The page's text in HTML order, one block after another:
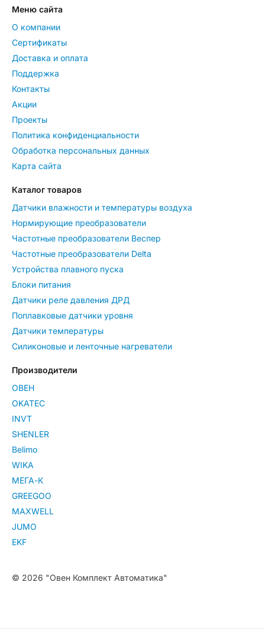
Меню сайта
О компании
Сертификаты
Доставка и оплата
Поддержка
Контакты
Акции
Проекты
Политика конфиденциальности
Обработка персональных данных
Карта сайта
Каталог товаров
Датчики влажности и температуры воздуха
Нормирующие преобразователи
Частотные преобразователи Веспер
Частотные преобразователи Delta
Устройства плавного пуска
Блоки питания
Датчики реле давления ДРД
Поплавковые датчики уровня
Датчики температуры
Силиконовые и ленточные нагреватели
Производители
ОВЕН
OKATEC
INVT
SHENLER
Belimo
WIKA
МЕГА-К
GREEGOO
MAXWELL
JUMO
EKF
© 2026 "Овен Комплект Автоматика"